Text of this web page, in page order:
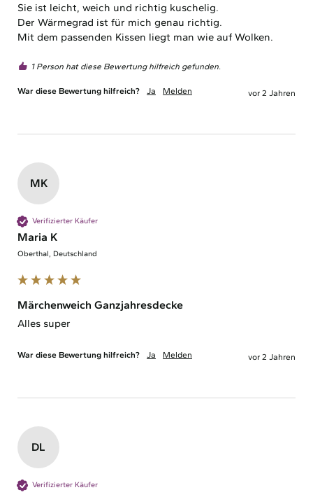
Sie ist leicht, weich und richtig kuschelig.
Der Wärmegrad ist für mich genau richtig.
Mit dem passenden Kissen liegt man wie auf Wolken.
1 Person hat diese Bewertung hilfreich gefunden.
War diese Bewertung hilfreich? Ja Melden vor 2 Jahren
MK
Verifizierter Käufer
Maria K
Oberthal, Deutschland
Märchenweich Ganzjahresdecke
Alles super
War diese Bewertung hilfreich? Ja Melden vor 2 Jahren
DL
Verifizierter Käufer